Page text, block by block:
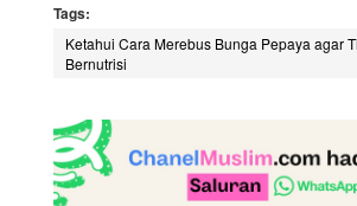
Tags:
Ketahui Cara Merebus Bunga Pepaya agar
Bernutrisi